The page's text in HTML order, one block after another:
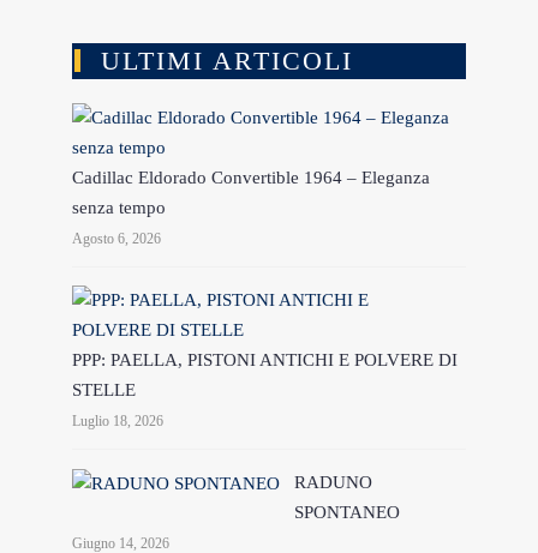
ULTIMI ARTICOLI
Cadillac Eldorado Convertible 1964 – Eleganza
senza tempo
Agosto 6, 2026
PPP: PAELLA, PISTONI ANTICHI E POLVERE DI
STELLE
Luglio 18, 2026
RADUNO
SPONTANEO
Giugno 14, 2026